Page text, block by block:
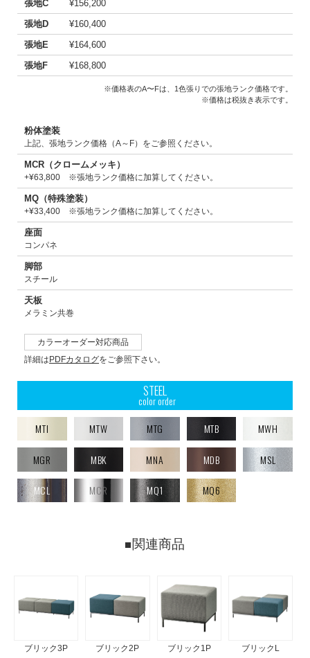
張地C
¥156,200
張地D
¥160,400
張地E
¥164,600
張地F
¥168,800
※価格表のA〜Fは、1色張りでの張地ランク価格です。
※価格は税抜き表示です。
粉体塗装
上記、張地ランク価格（A～F）をご参照ください。
MCR（クロームメッキ）
+¥63,800 ※張地ランク価格に加算してください。
MQ（特殊塗装）
+¥33,400 ※張地ランク価格に加算してください。
座面
コンパネ
脚部
スチール
天板
メラミン共巻
カラーオーダー対応商品
詳細は PDFカタログをご参照下さい。
STEEL
color order
MTI
MTW MTG MTB MWH
MGR MBK MNA MDB MSL
MCL MCR MQ1 MQ6
関連商品
ブリック3P ブリック2P ブリック1P ブリックL